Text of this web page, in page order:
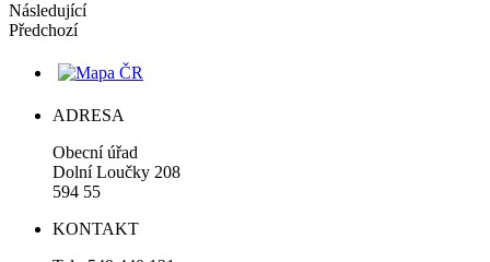
Následující
Předchozí
ADRESA
Obecní úřad
Dolní Loučky 208
594 55
KONTAKT